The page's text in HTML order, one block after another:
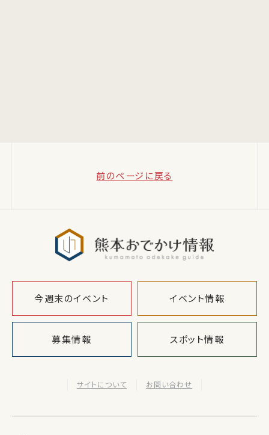
前のページに戻る
今週末のイベント イベント情報
募集情報 スポット情報
サイトについて お問い合わせ